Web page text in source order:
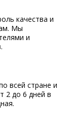
качества и
Мы
и
всей стране и
2 до 6 дней в